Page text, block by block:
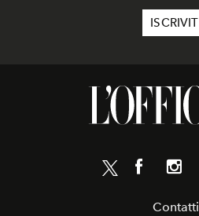
Contatti